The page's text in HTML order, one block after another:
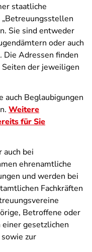
staatliche
„Betreuungsstellen
Sie sind entweder
oder auch
Die Adressen finden
Seiten der jeweiligen
auch Beglaubigungen
Weitere
für Sie
auch bei
ehrenamtliche
und werden bei
Fachkräften
Betroffene oder
gesetzlichen
zur